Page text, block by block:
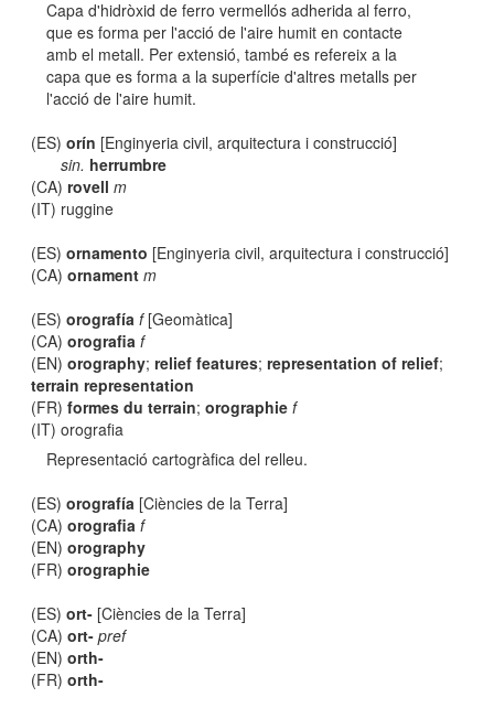
Capa d'hidròxid de ferro vermellós adherida al ferro,
que es forma per l'acció de l'aire humit en contacte
amb el metall. Per extensió, també es refereix a la
capa que es forma a la superfície d'altres metalls per
l'acció de l'aire humit.
(ES)orín [Enginyeria civil, arquitectura i construcció]
sin. herrumbre
(CA)rovell m
(IT) ruggine
(ES)ornamento [Enginyeria civil, arquitectura i construcció]
(CA)ornament m
(ES)orografía f[Geomàtica]
(CA)orografia f
(EN)orography;relief features;representation of relief;
terrain representation
(FR)formes du terrain;orographie f
(IT) orografia
Representació cartogràfica del relleu.
(ES)orografía [Ciències de la Terra]
(CA)orografia f
(EN)orography
(FR)orographie
(ES)ort- [Ciències de la Terra]
(CA)ort- pref
(EN)orth-
(FR)orth-